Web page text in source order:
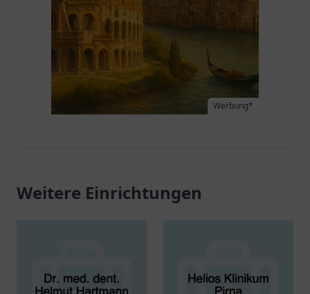
Werbung*
Weitere Einrichtungen